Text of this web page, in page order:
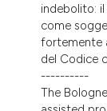
indebolito:
come
fortemente
del Codice
----------
The